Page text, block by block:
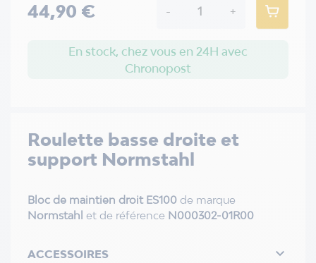
Roulette basse droite et
support Normstahl
Bloc de maintien droit ES100 de marque
Normstahl et de référence N000302-01R00
ACCESSOIRES 
44,90 € - +
En stock, chez vous en 24H avec
Chronopost